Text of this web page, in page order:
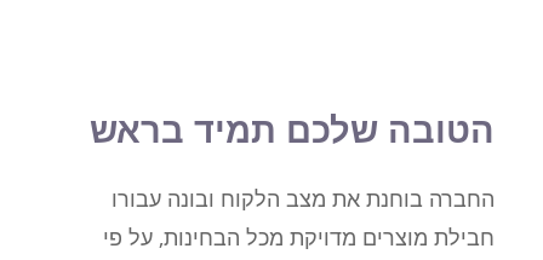
הטובה שלכם תמיד בראש
החברה בוחנת את מצב הלקוח ובונה עבורו
חבילת מוצרים מדויקת מכל הבחינות, על פי